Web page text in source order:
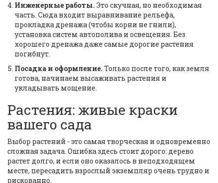
Инженерные работы. Это скучная, но необходимая
часть. Сюда входит выравнивание рельефа,
прокладка дренажа (чтобы корни не гнили),
установка систем автополива и освещения. Без
хорошего дренажа даже самые дорогие растения
погибнут.
Посадка и оформление. Только после того, как земля
готова, начинаем высаживать растения и
укладывать мощение.
Растения: живые краски
вашего сада
Выбор растений - это самая творческая и одновременно
сложная задача. Ошибка здесь стоит дорого: дерево
растет долго, и если оно оказалось в неподходящем
месте, пересадить взрослый экземпляр очень трудно и
рискованно.